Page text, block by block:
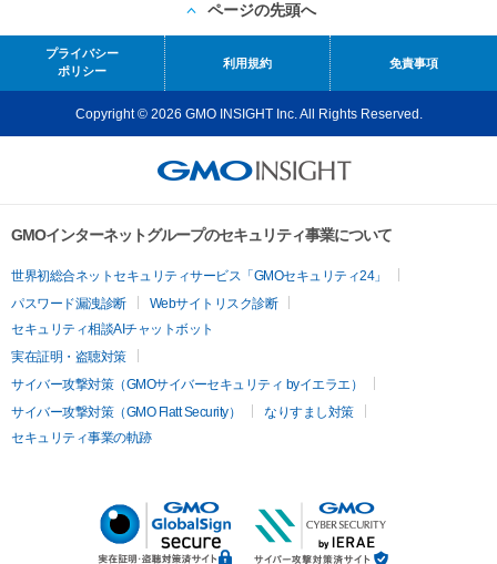
ページの先頭へ
プライバシー
ポリシー
利用規約 免責事項
Copyright © 2026 GMO INSIGHT Inc. All Rights Reserved.
GMOインターネットグループのセキュリティ事業について
世界初総合ネットセキュリティサービス「GMOセキュリティ24」
パスワード漏洩診断
Webサイトリスク診断
セキュリティ相談AIチャットボット
実在証明・盗聴対策
サイバー攻撃対策（GMOサイバーセキュリティ byイエラエ）
サイバー攻撃対策（GMO Flatt Security）
なりすまし対策
セキュリティ事業の軌跡